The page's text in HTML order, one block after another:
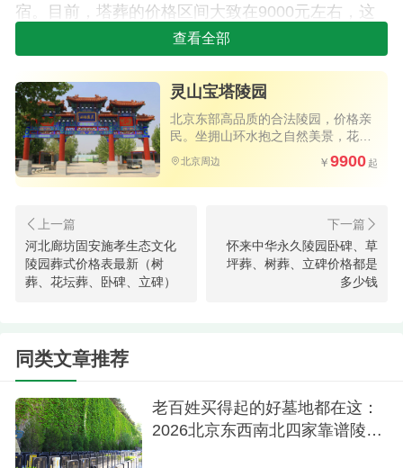
宿。目前，塔葬的价格区间大致在9000元左右，这
一极具性价比的选择既实现了对空间的有效利用，
又不失庄重与神圣感，是那些向往简朴、节地殡葬
方式的家庭理想之选。
2.树葬价格——绿叶共长青响应环保理念，陵园
提供的树葬服务深受推崇。在这里，逝者的骨灰得
2024年，树葬的价格大约在10000元左右，为后人
留下了一份与树木共生长的记忆，让生命以另一种
形态延续。
力倡导的绿色殡葬模式之一，它强调与自然环境和
谐共生，保护有限的土地资源。今年，生态葬的价
格区间定在约20000元左右，这一举措鼓励了更多人
采用环保低碳的方式来缅怀先人，共同守护我们的
绿色家园。
查看全部
灵山宝塔陵园
北京东部高品质的合法陵园，价格亲
民。坐拥山环水抱之自然美景，花园
式环境三季花开不败，四季绿意盎
然，高速直达。
北京周边 9900
河北廊坊固安施孝生态文化
陵园葬式价格表最新（树
葬、花坛葬、卧碑、立碑）
怀来中华永久陵园卧碑、草
坪葬、树葬、立碑价格都是
多少钱
同类文章推荐
老百姓买得起的好墓地都在这：
2026北京东西南北四家靠谱陵园